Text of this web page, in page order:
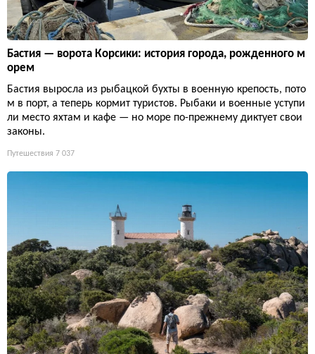
Бастия — ворота Корсики: история города, рожденного м
орем
Бастия выросла из рыбацкой бухты в военную крепость, пото
м в порт, а теперь кормит туристов. Рыбаки и военные уступи
ли место яхтам и кафе — но море по-прежнему диктует свои
законы.
Путешествия 7 037